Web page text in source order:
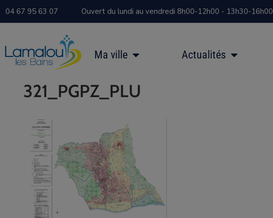
04 67 95 63 07 Ouvert du lundi au vendredi 8h00-12h00 - 13h30-16h00
Ma ville Actualités
321_PGPZ_PLU